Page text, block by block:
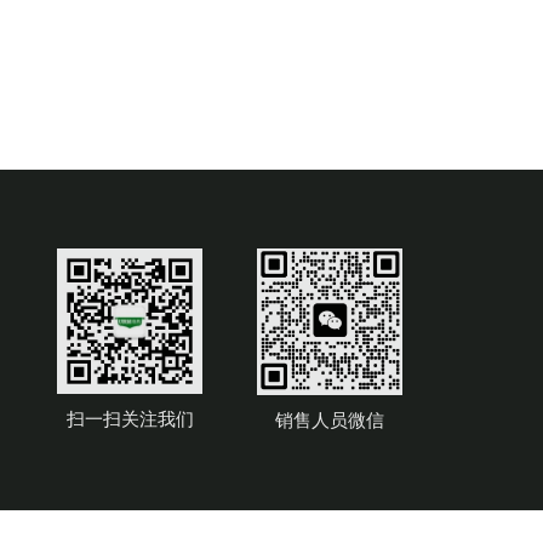
扫一扫关注我们 销售人员微信